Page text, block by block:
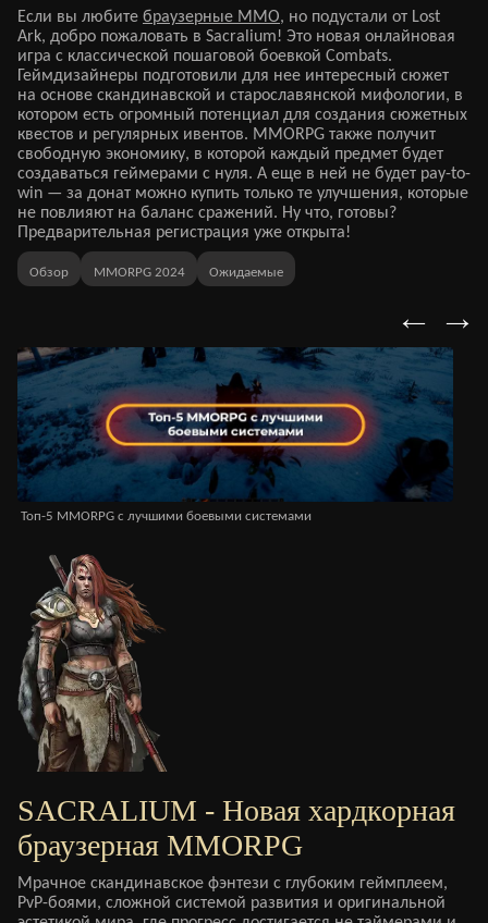
Если вы любите браузерные ММО, но подустали от Lost
Ark, добро пожаловать в Sacralium! Это новая онлайновая
игра с классической пошаговой боевкой Combats.
Геймдизайнеры подготовили для нее интересный сюжет
на основе скандинавской и старославянской мифологии, в
котором есть огромный потенциал для создания сюжетных
квестов и регулярных ивентов. MMORPG также получит
свободную экономику, в которой каждый предмет будет
создаваться геймерами с нуля. А еще в ней не будет pay-to-
win — за донат можно купить только те улучшения, которые
не повлияют на баланс сражений. Ну что, готовы?
Предварительная регистрация уже открыта!
Обзор MMORPG 2024 Ожидаемые
← →
Топ-5 MMORPG с лучшими боевыми системами
SACRALIUM - Новая хардкорная
браузерная MMORPG
Мрачное скандинавское фэнтези с глубоким геймплеем,
PvP-боями, сложной системой развития и оригинальной